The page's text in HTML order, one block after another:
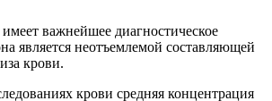
важнейшее диагностическое
является неотъемлемой составляющей
крови.
крови средняя концентрация